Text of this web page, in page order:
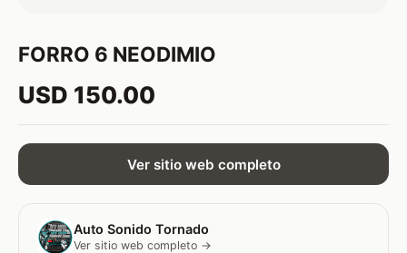
FORRO 6 NEODIMIO
USD 150.00
Ver sitio web completo
Auto Sonido Tornado
Ver sitio web completo →